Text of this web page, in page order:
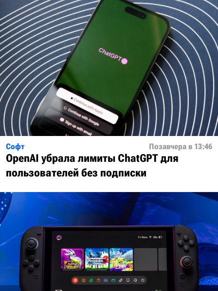
Софт Позавчера в 13:46
OpenAI убрала лимиты ChatGPT для
пользователей без подписки